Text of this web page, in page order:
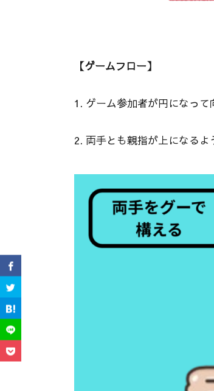
【ゲームフロー】
1. ゲーム参加者が円になって
2. 両手とも親指が上になるよ